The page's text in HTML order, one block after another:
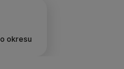
okresu